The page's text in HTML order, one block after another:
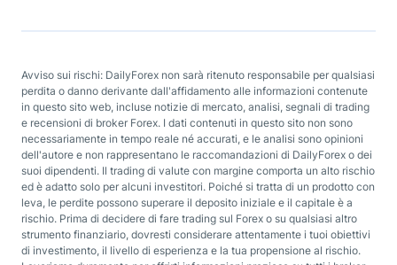
Avviso sui rischi: DailyForex non sarà ritenuto responsabile per qualsiasi
perdita o danno derivante dall'affidamento alle informazioni contenute
in questo sito web, incluse notizie di mercato, analisi, segnali di trading
e recensioni di broker Forex. I dati contenuti in questo sito non sono
necessariamente in tempo reale né accurati, e le analisi sono opinioni
dell'autore e non rappresentano le raccomandazioni di DailyForex o dei
suoi dipendenti. Il trading di valute con margine comporta un alto rischio
ed è adatto solo per alcuni investitori. Poiché si tratta di un prodotto con
leva, le perdite possono superare il deposito iniziale e il capitale è a
rischio. Prima di decidere di fare trading sul Forex o su qualsiasi altro
strumento finanziario, dovresti considerare attentamente i tuoi obiettivi
di investimento, il livello di esperienza e la tua propensione al rischio.